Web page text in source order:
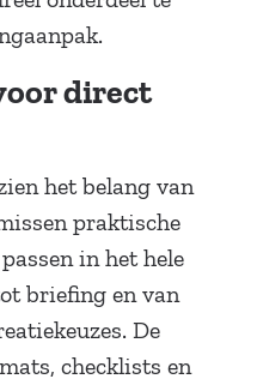
direct
het belang van
praktische
in het hele
briefing en van
De
checklists en